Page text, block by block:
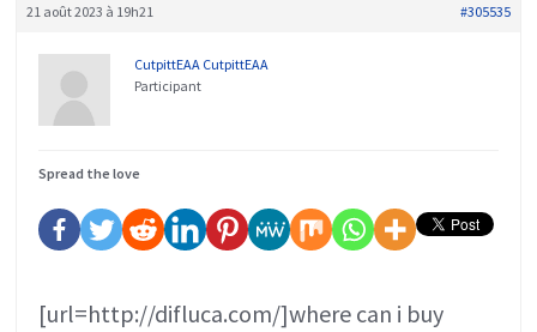
21 août 2023 à 19h21 #305535
CutpittEAA CutpittEAA
Participant
Spread the love
[url=http://difluca.com/]where can i buy